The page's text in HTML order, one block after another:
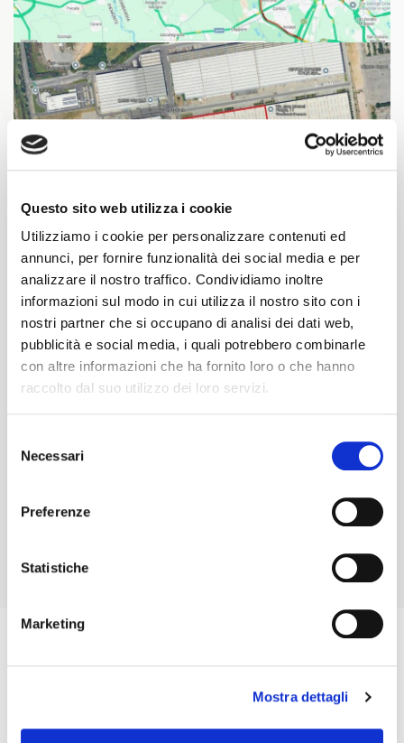
Questo sito web utilizza i cookie
Utilizziamo i cookie per personalizzare contenuti ed
annunci, per fornire funzionalità dei social media e per
analizzare il nostro traffico. Condividiamo inoltre
informazioni sul modo in cui utilizza il nostro sito con i
nostri partner che si occupano di analisi dei dati web,
pubblicità e social media, i quali potrebbero combinarle
con altre informazioni che ha fornito loro o che hanno
raccolto dal suo utilizzo dei loro servizi.
delNecessari
Preferenze
Statistiche
Marketing
Mostra dettagli
Caratteristiche
ID area
AL0280
gennaio 2027
Superficie Edificabile
43060 ㎡
23030 ㎡